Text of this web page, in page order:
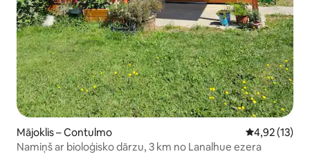
Mājoklis – Contulmo Vidējais
4,92 (13)
Namiņš ar bioloģisko dārzu, 3 km no Lanalhue ezera